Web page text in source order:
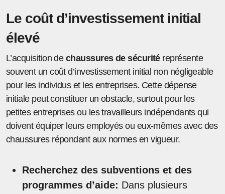
Le coût d’investissement initial
élevé
L’acquisition de chaussures de sécuritéreprésente
souvent un coût d’investissement initial non négligeable
pour les individus et les entreprises. Cette dépense
initiale peut constituer un obstacle, surtout pour les
petites entreprises ou les travailleurs indépendants qui
doivent équiper leurs employés ou eux-mêmes avec des
chaussures répondant aux normes en vigueur.
Recherchez des subventions et des
programmes d’aide: Dans plusieurs